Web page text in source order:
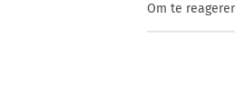
Om te